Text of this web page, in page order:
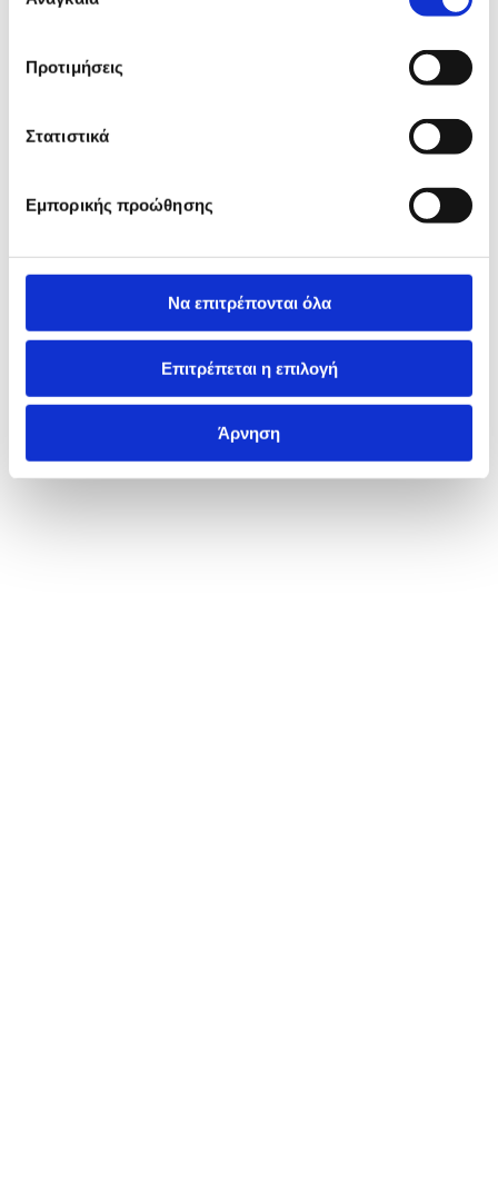
Προτιμήσεις
Στατιστικά
Εμπορικής προώθησης
Να επιτρέπονται όλα
Επιτρέπεται η επιλογή
Άρνηση